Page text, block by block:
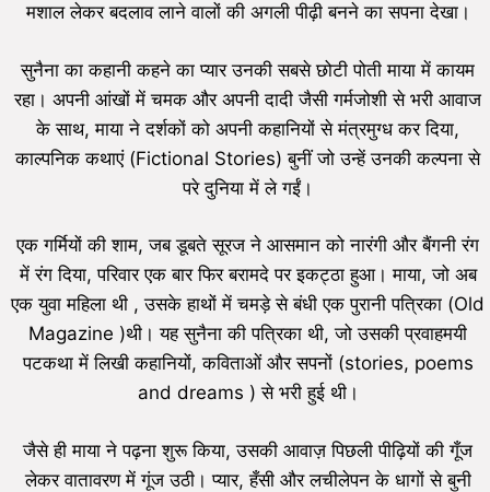
मशाल लेकर बदलाव लाने वालों की अगली पीढ़ी बनने का सपना देखा।
सुनैना का कहानी कहने का प्यार उनकी सबसे छोटी पोती माया में कायम
रहा। अपनी आंखों में चमक और अपनी दादी जैसी गर्मजोशी से भरी आवाज
के साथ, माया ने दर्शकों को अपनी कहानियों से मंत्रमुग्ध कर दिया,
काल्पनिक कथाएं (Fictional Stories) बुनीं जो उन्हें उनकी कल्पना से
परे दुनिया में ले गईं।
एक गर्मियों की शाम, जब डूबते सूरज ने आसमान को नारंगी और बैंगनी रंग
में रंग दिया, परिवार एक बार फिर बरामदे पर इकट्ठा हुआ। माया, जो अब
एक युवा महिला थी , उसके हाथों में चमड़े से बंधी एक पुरानी पत्रिका (Old
Magazine )थी। यह सुनैना की पत्रिका थी, जो उसकी प्रवाहमयी
पटकथा में लिखी कहानियों, कविताओं और सपनों (stories, poems
and dreams ) से भरी हुई थी।
जैसे ही माया ने पढ़ना शुरू किया, उसकी आवाज़ पिछली पीढ़ियों की गूँज
लेकर वातावरण में गूंज उठी। प्यार, हँसी और लचीलेपन के धागों से बुनी